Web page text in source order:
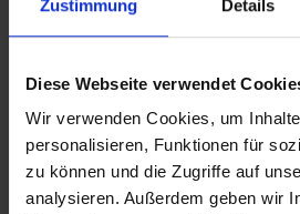
Zustimmung Details
Diese Webseite verwendet
Wir verwenden Cookies, um
personalisieren, Funktionen für
zu können und die Zugriffe auf
analysieren. Außerdem geben wir
Zurück
BEITRAG DRUCKEN
BEITRAG TEILEN